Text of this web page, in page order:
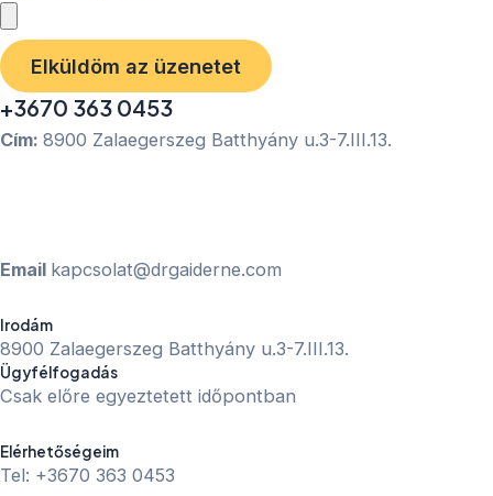
Elküldöm az üzenetet
+3670 363 0453
Cím: 8900 Zalaegerszeg Batthyány u.3-7.III.13.
Email kapcsolat@drgaiderne.com
Irodám
8900 Zalaegerszeg Batthyány u.3-7.III.13.
Ügyfélfogadás
Csak előre egyeztetett időpontban
Elérhetőségeim
Tel: +3670 363 0453